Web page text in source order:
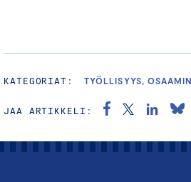
KATEGORIAT: TYÖLLISYYS,
JAA ARTIKKELI: